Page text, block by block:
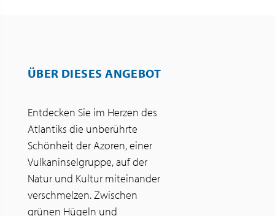
ÜBER DIESES ANGEBOT
Entdecken Sie im Herzen des
Atlantiks die unberührte
Schönheit der Azoren, einer
Vulkaninselgruppe, auf der
Natur und Kultur miteinander
verschmelzen. Zwischen
grünen Hügeln und